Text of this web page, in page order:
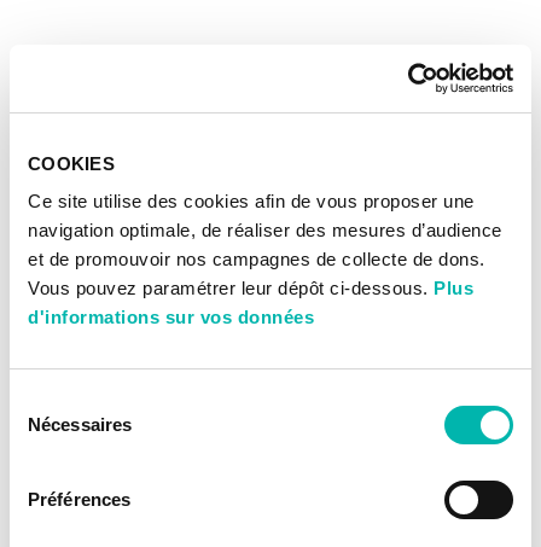
COOKIES
Ce site utilise des cookies afin de vous proposer une
navigation optimale, de réaliser des mesures d’audience
et de promouvoir nos campagnes de collecte de dons.
Vous pouvez paramétrer leur dépôt ci-dessous. Plus
d'informations sur vos données
Nécessaires
Préférences